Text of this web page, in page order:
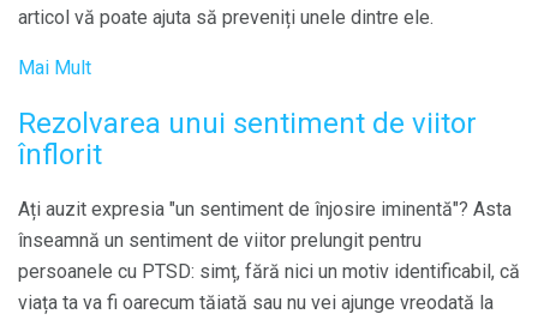
articol vă poate ajuta să preveniți unele dintre ele.
Mai Mult
Rezolvarea unui sentiment de viitor
înflorit
Ați auzit expresia "un sentiment de înjosire iminentă"? Asta
înseamnă un sentiment de viitor prelungit pentru
persoanele cu PTSD: simț, fără nici un motiv identificabil, că
viața ta va fi oarecum tăiată sau nu vei ajunge vreodată la